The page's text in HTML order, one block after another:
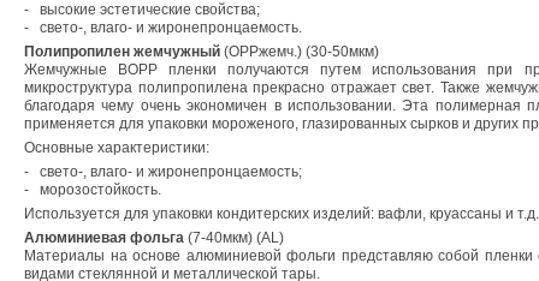
- высокие эстетические свойства;
- свето-, влаго- и жиронепронцаемость.
Полипропилен жемчужный (ОРРжемч.) (30-50мкм)
Жемчужные ВОРР пленки получаются путем использования при
микроструктура полипропилена прекрасно отражает свет. Также
благодаря чему очень экономичен в использовании. Эта полимерная
применяется для упаковки мороженого, глазированных сырков и других
Основные характеристики:
- свето-, влаго- и жиронепронцаемость;
- морозостойкость.
Используется для упаковки кондитерских изделий: вафли, круассаны и
Алюминиевая фольга (7-40мкм) (AL)
Материалы на основе алюминиевой фольги представляю собой
видами стеклянной и металлической тары.